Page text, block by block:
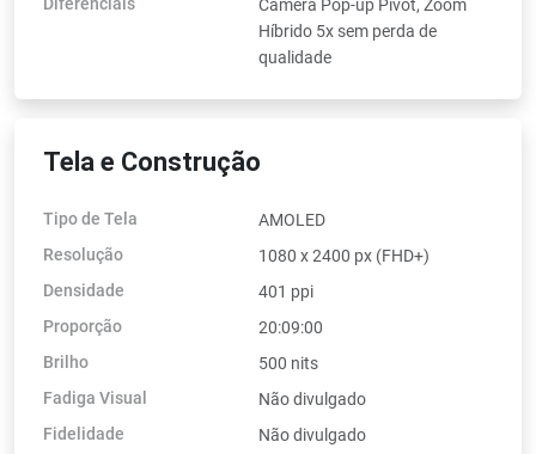
Câmera Pop-up Pivot, Zoom
Híbrido 5x sem perda de
qualidade
Tela e Construção
Tipo de Tela
AMOLED
Resolução
1080 x 2400 px (FHD+)
Densidade
401 ppi
Proporção
20:09:00
Brilho
500 nits
Fadiga Visual
Não divulgado
Fidelidade
Não divulgado